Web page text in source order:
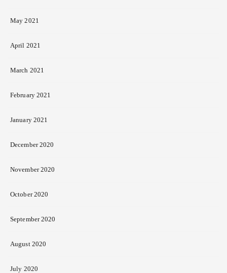
May 2021
April 2021
March 2021
February 2021
January 2021
December 2020
November 2020
October 2020
September 2020
August 2020
July 2020